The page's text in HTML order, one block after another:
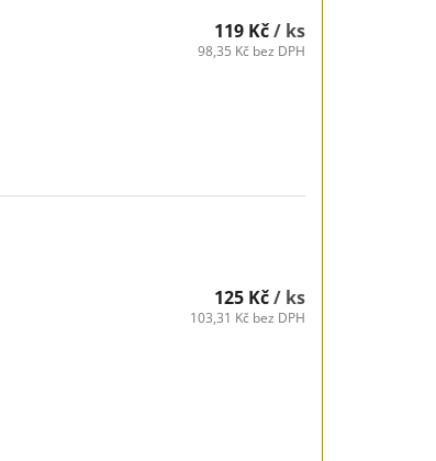
119 Kč/ ks
98,35 Kč bez DPH
125 Kč/ ks
103,31 Kč bez DPH